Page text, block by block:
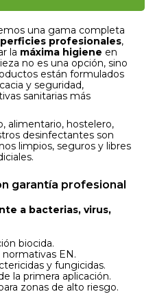
una gama completa
profesionales,
la máxima higiene en
no es una opción, sino
están formulados
y seguridad,
sanitarias más
alimentario, hostelero,
desinfectantes son
limpios, seguros y libres
garantía profesional
a bacterias, virus,
biocida.
EN.
y fungicidas.
la primera aplicación.
zonas de alto riesgo.